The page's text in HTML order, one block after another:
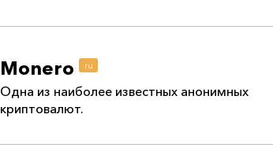
Monero ru
Одна из наиболее известных анонимных
криптовалют.